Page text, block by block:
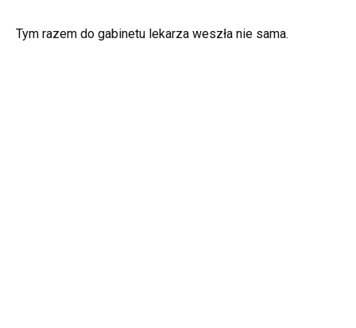
Tym razem do gabinetu lekarza weszła nie sama.